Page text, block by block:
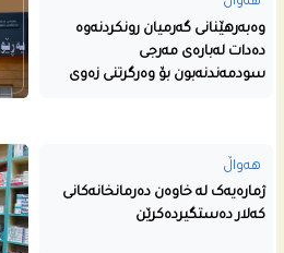
وەبەرهێنانی گەرمیان رونکردنەوە
دەدات لەبارەی مەرجی
سودمەندنەبون بۆ وەرگرتنی زەوی
هەواڵ
ژمارەیەک لە خاوەن دەرمانخانەکانی
کەلار دەستگیردەکرێن